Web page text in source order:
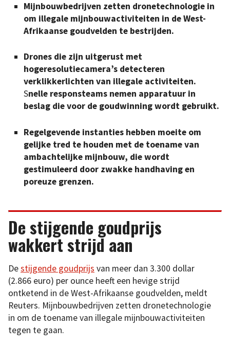
Mijnbouwbedrijven zetten dronetechnologie in
om illegale mijnbouwactiviteiten in de West-
Afrikaanse goudvelden te bestrijden.
Drones die zijn uitgerust met
hogeresolutiecamera’s detecteren
verklikkerlichten van illegale activiteiten.
Snelle responsteams nemen apparatuur in
beslag die voor de goudwinning wordt gebruikt.
Regelgevende instanties hebben moeite om
gelijke tred te houden met de toename van
ambachtelijke mijnbouw, die wordt
gestimuleerd door zwakke handhaving en
poreuze grenzen.
De stijgende goudprijs
wakkert strijd aan
Destijgende goudprijs van meer dan 3.300 dollar
(2.866 euro) per ounce heeft een hevige strijd
ontketend in de West-Afrikaanse goudvelden, meldt
Reuters. Mijnbouwbedrijven zetten dronetechnologie
in om de toename van illegale mijnbouwactiviteiten
tegen te gaan.